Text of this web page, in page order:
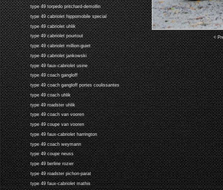
type 49 torpedo pritchard-demollin
type 49 cabriolet hippomobile special
type 49 cabriolet uhlik
type 49 cabriolet pourtout
type 49 cabriolet million-guiet
type 49 cabriolet jankowski
type 49 faux-cabriolet usine
type 49 coach gangloff
type 49 coach gangloff portes coulissantes
type 49 coach uhlik
type 49 roadster uhlik
type 49 coach van vooren
type 49 coupe van vooren
type 49 faux-cabriolet harrington
type 49 coach weymann
type 49 coupe neuss
type 49 berline rozier
type 49 roadster pichon-parat
type 49 faux-cabriolet mathis
<